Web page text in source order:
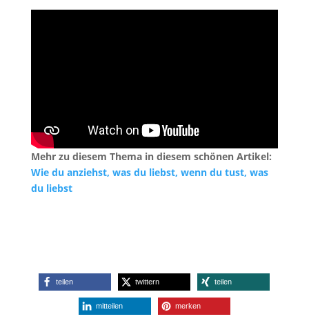
Mehr zu diesem Thema in diesem schönen Artikel:
Wie du anziehst, was du liebst, wenn du tust, was
du liebst
teilen twittern teilen
mitteilen merken